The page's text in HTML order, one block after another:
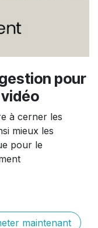
pour
à cerner les
mieux les
pour le
maintenant